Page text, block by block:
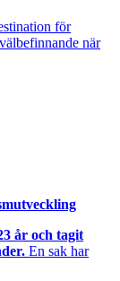
för
när
år och tagit
En sak har